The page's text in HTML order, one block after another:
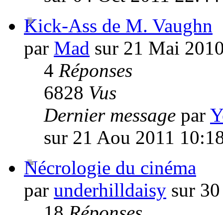
Kick-Ass de M. Vaughn
par Mad sur 21 Mai
4 Réponses
6828 Vus
Dernier message par
sur 21 Aou 2011
Nécrologie du cinéma
par underhilldaisy sur